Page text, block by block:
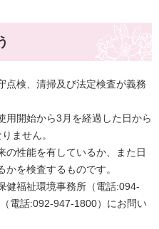
点検、清掃及び法定検査が義務
用開始から3月を経過した日から
ません。
の性能を有しているか、また日
を検査するものです。
健福祉環境事務所（電話:094-
電話:092-947-1800）にお問い